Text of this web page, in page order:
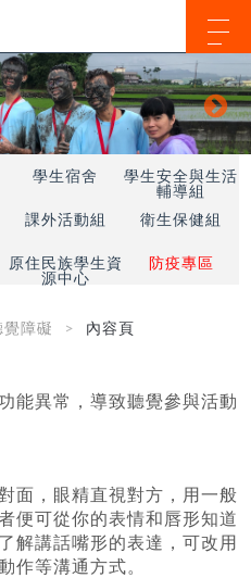
學生宿舍
學生安全與生活
輔導組
課外活動組 衛生保健組
原住民族學生資
源中心
防疫專區
覺障礙 內容頁
能異常，導致聽覺參與活動
面，眼精直視對方，用一般
便可從你的表情和唇形知道
解講話嘴形的表達，可改用
作等溝通方式。